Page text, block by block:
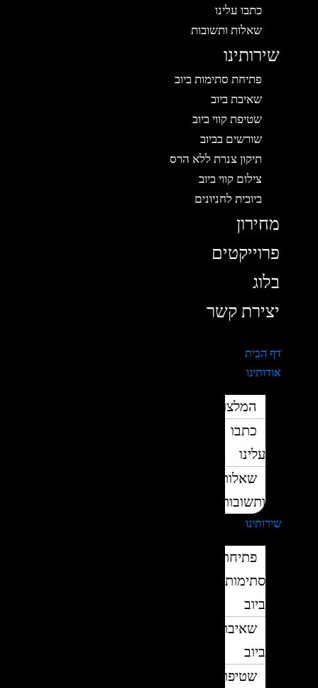
כתבו עלינו
שאלות ותשובות
שירותינו
פתיחת סתימות ביוב
שאיבת ביוב
שטיפת קווי ביוב
שורשים בביוב
תיקון צנרת ללא הרס
צילום קווי ביוב
ביובית לחניונים
מחירון
פרוייקטים
בלוג
יצירת קשר
דף הבית
אודותינו
המלצות
כתבו
עלינו
שאלות
ותשובות
שירותינו
פתיחת
סתימות
ביוב
שאיבת
ביוב
שטיפת